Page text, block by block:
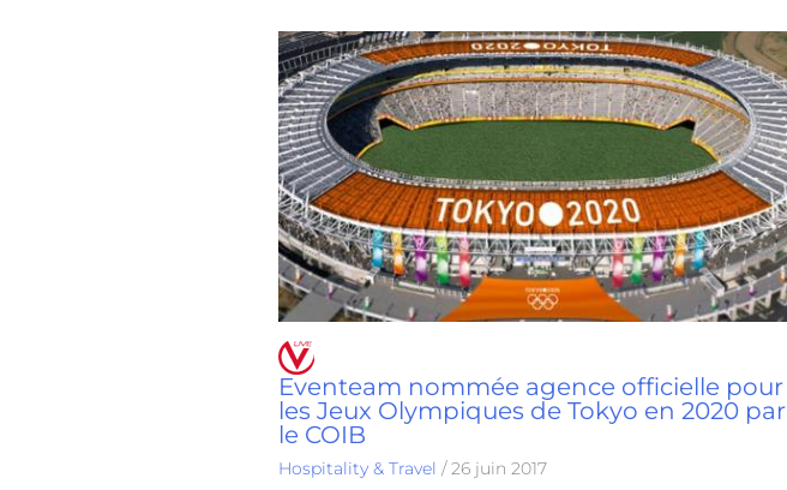
Eventeam nommée agence officielle pour
les Jeux Olympiques de Tokyo en 2020 par
le COIB
Hospitality & Travel /26 juin 2017